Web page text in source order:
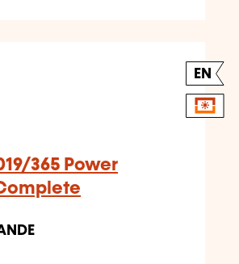
EN
365 Power